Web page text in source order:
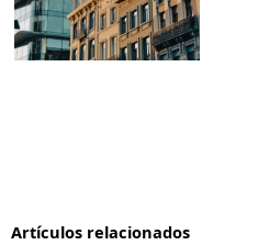
Artículos relacionados